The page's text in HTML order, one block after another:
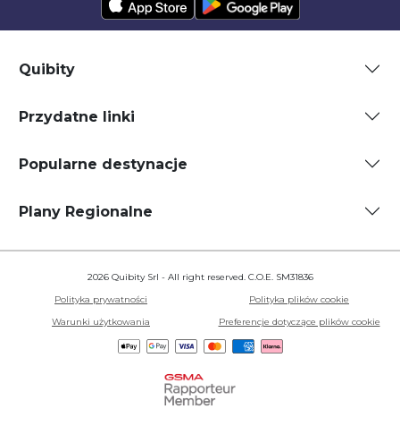
Quibity
Przydatne linki
Popularne destynacje
Plany Regionalne
2026 Quibity Srl - All right reserved. C.O.E. SM31836
Polityka prywatności
Polityka plików cookie
Warunki użytkowania
Preferencje dotyczące plików cookie